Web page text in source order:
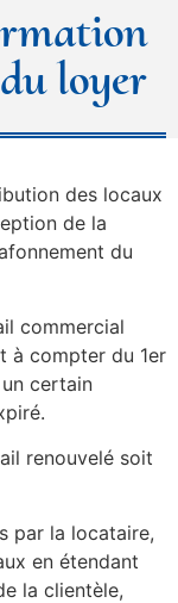
loyer
des locaux
de la
du
commercial
à compter du 1er
certain
renouvelé soit
par la locataire,
en étendant
la clientèle,